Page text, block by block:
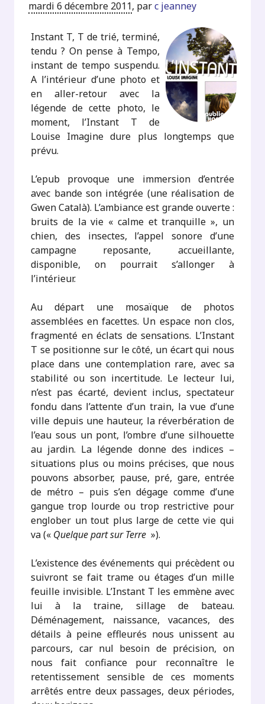
mardi 6 décembre 2011, parc jeanney
Instant T, T de trié, terminé,
tendu ? On pense à Tempo,
instant de tempo suspendu.
A l’intérieur d’une photo et
en aller-retour avec la
légende de cette photo, le
moment, l’Instant T de
Louise Imagine dure plus longtemps que
prévu.
L’epub provoque une immersion d’entrée
avec bande son intégrée (une réalisation de
Gwen Català). L’ambiance est grande ouverte :
bruits de la vie « calme et tranquille », un
chien, des insectes, l’appel sonore d’une
campagne reposante, accueillante,
disponible, on pourrait s’allonger à
l’intérieur.
Au départ une mosaïque de photos
assemblées en facettes. Un espace non clos,
fragmenté en éclats de sensations. L’Instant
T se positionne sur le côté, un écart qui nous
place dans une contemplation rare, avec sa
stabilité ou son incertitude. Le lecteur lui,
n’est pas écarté, devient inclus, spectateur
fondu dans l’attente d’un train, la vue d’une
ville depuis une hauteur, la réverbération de
l’eau sous un pont, l’ombre d’une silhouette
au jardin. La légende donne des indices –
situations plus ou moins précises, que nous
pouvons absorber, pause, pré, gare, entrée
de métro – puis s’en dégage comme d’une
gangue trop lourde ou trop restrictive pour
englober un tout plus large de cette vie qui
va (« Quelque part sur Terre »).
L’existence des événements qui précèdent ou
suivront se fait trame ou étages d’un mille
feuille invisible. L’Instant T les emmène avec
lui à la traine, sillage de bateau.
Déménagement, naissance, vacances, des
détails à peine effleurés nous unissent au
parcours, car nul besoin de précision, on
nous fait confiance pour reconnaître le
retentissement sensible de ces moments
arrêtés entre deux passages, deux périodes,